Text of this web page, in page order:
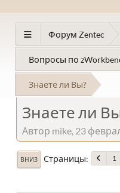
Форум Zentec
Вопросы по
Знаете ли Вы?
Знаете ли
Автор mike, 23
ВНИЗ Страницы 1